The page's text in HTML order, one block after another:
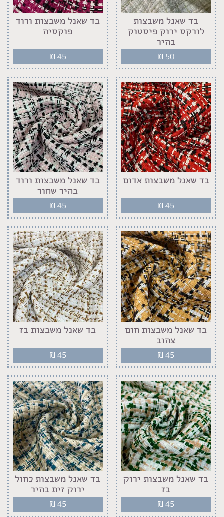
בד שאנל משבצות
לורקס ירוק פיסטוק
בהיר
₪ 50
בד שאנל משבצות ורוד
פוקסיה
₪ 45
בד שאנל משבצות אדום
₪ 45
בד שאנל משבצות ורוד
בהיר שחור
₪ 45
בד שאנל משבצות חום
צהוב
₪ 45
בד שאנל משבצות בז
₪ 45
בד שאנל משבצות ירוק
בז
₪ 45
בד שאנל משבצות כחול
ירוק זית בהיר
₪ 45